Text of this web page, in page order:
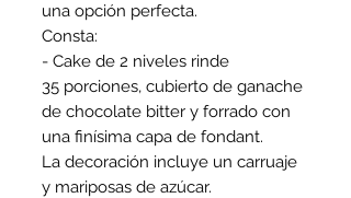
una opción perfecta.
Consta:
- Cake de 2 niveles rinde
35 porciones, cubierto de ganache
de chocolate bitter y forrado con
una finísima capa de fondant.
La decoración incluye un carruaje
y mariposas de azúcar.